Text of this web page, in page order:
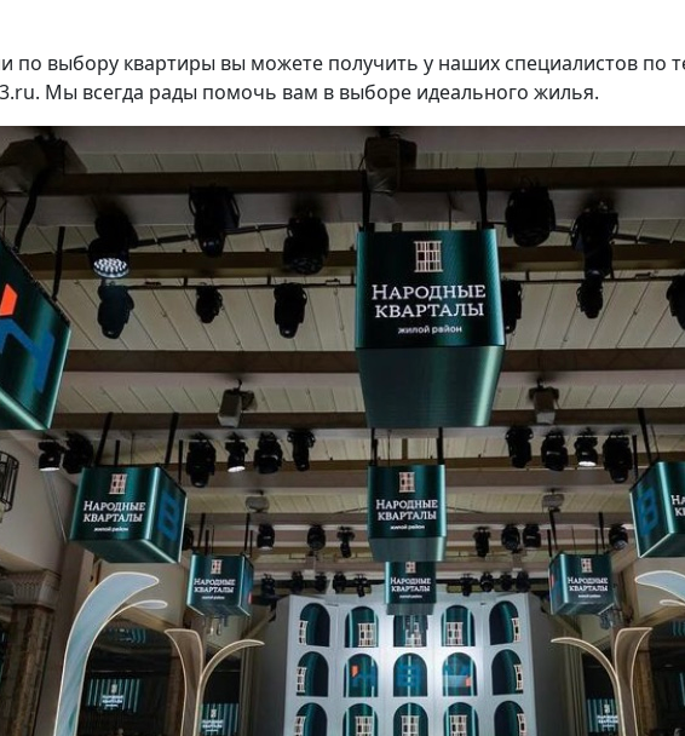
по выбору квартиры вы можете получить у наших специалистов по
Мы всегда рады помочь вам в выборе идеального жилья.